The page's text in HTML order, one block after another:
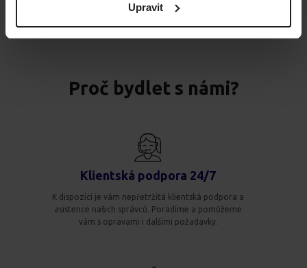
Upravit
Proč bydlet s námi?
Klientská podpora 24/7
K dispozici je vám nepřetržitá klientská podpora a
asistence našich správců. Poradíme a pomůžeme
vám s opravami i dalšími požadavky.